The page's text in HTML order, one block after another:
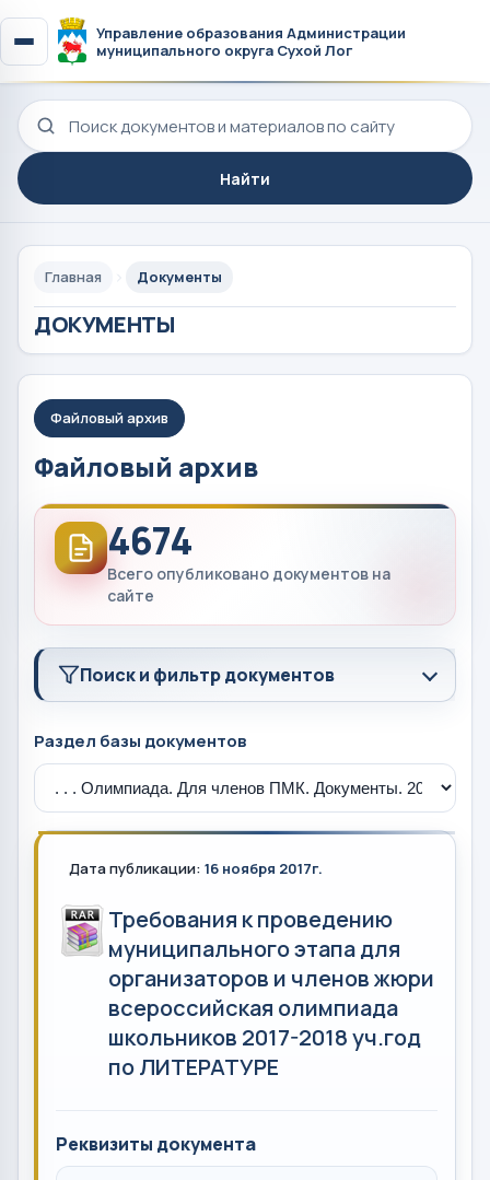
Управление образования Администрации
муниципального округа Сухой Лог
Поиск по сайту
Найти
Главная Документы
ДОКУМЕНТЫ
Файловый архив
Файловый архив
4674
Всего опубликовано документов на
сайте
Поиск и фильтр документов
Раздел базы документов
Дата публикации: 16 ноября 2017г.
Требования к проведению
муниципального этапа для
организаторов и членов жюри
всероссийская олимпиада
школьников 2017-2018 уч.год
по ЛИТЕРАТУРЕ
Реквизиты документа